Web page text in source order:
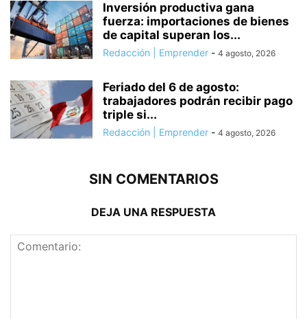
Inversión productiva gana
fuerza: importaciones de bienes
de capital superan los...
Redacción | Emprender - 4 agosto, 2026
Feriado del 6 de agosto:
trabajadores podrán recibir pago
triple si...
Redacción | Emprender - 4 agosto, 2026
SIN COMENTARIOS
DEJA UNA RESPUESTA